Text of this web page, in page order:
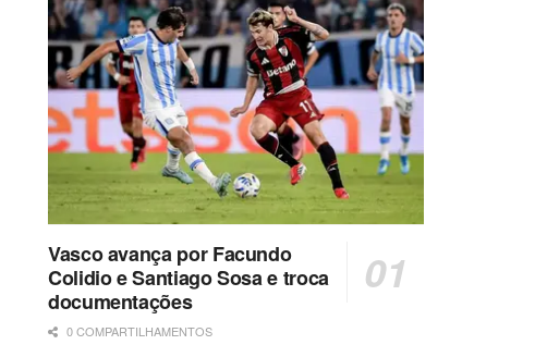
Vasco avança por Facundo
Colidio e Santiago Sosa e troca
documentações
0 COMPARTILHAMENTOS